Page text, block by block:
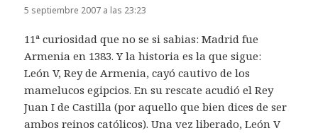
5 septiembre 2007 a las 23:23
11ª curiosidad que no se si sabias: Madrid fue
Armenia en 1383. Y la historia es la que sigue:
León V, Rey de Armenia, cayó cautivo de los
mamelucos egipcios. En su rescate acudió el Rey
Juan I de Castilla (por aquello que bien dices de ser
ambos reinos católicos). Una vez liberado, León V